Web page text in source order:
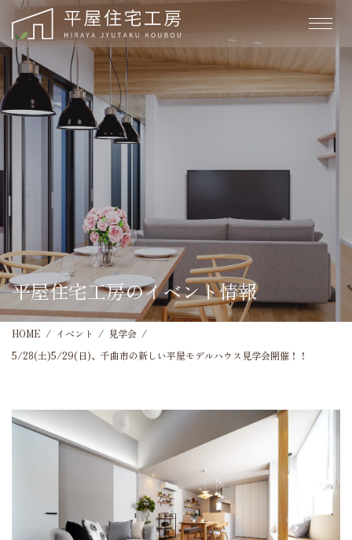
平屋住宅工房のイベント情報
HOME イベント
見学会
5/28(土)5/29(日)、千曲市の新しい平屋モデルハウス見学会開催！！